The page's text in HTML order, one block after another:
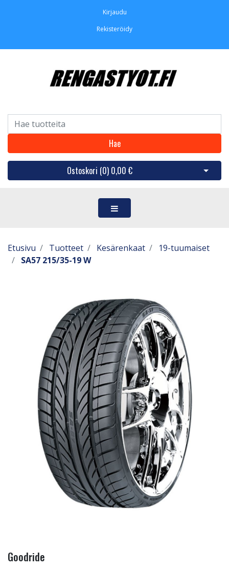
Kirjaudu
Rekisteröidy
Hae
Ostoskori (0) 0,00 € Avaa
Etusivu Tuotteet Kesärenkaat
19-tuumaiset
SA57 215/35-19 W
Goodride